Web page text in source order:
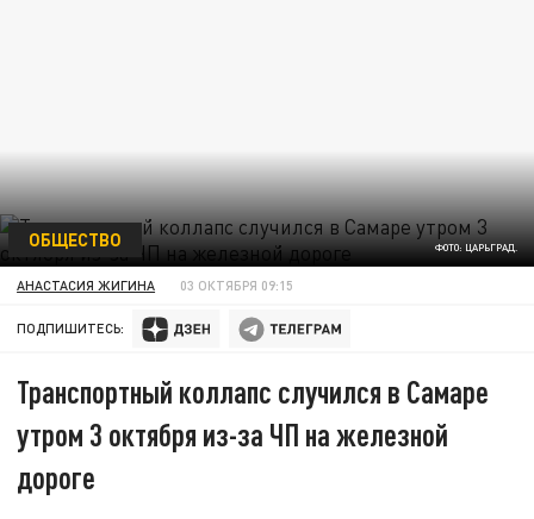
ФОТО: ЦАРЬГРАД.
ОБЩЕСТВО
АНАСТАСИЯ ЖИГИНА 03 ОКТЯБРЯ 09:15
ПОДПИШИТЕСЬ:
Транспортный коллапс случился в Самаре
утром 3 октября из-за ЧП на железной
дороге